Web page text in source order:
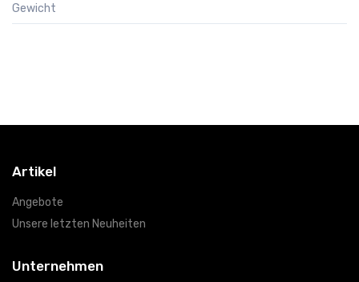
Gewicht
Artikel
Angebote
Unsere letzten Neuheiten
Unternehmen